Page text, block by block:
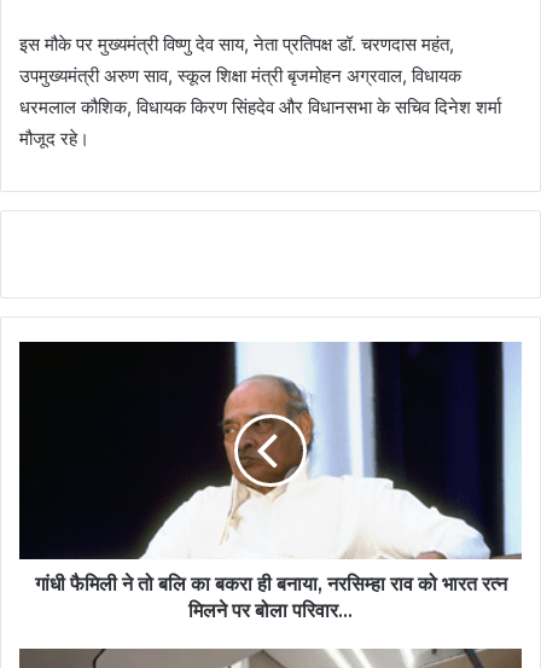
इस मौके पर मुख्यमंत्री विष्णु देव साय, नेता प्रतिपक्ष डॉ. चरणदास महंत,
उपमुख्यमंत्री अरुण साव, स्कूल शिक्षा मंत्री बृजमोहन अग्रवाल, विधायक
धरमलाल कौशिक, विधायक किरण सिंहदेव और विधानसभा के सचिव दिनेश शर्मा
मौजूद रहे।
गांधी फैमिली ने तो बलि का बकरा ही बनाया, नरसिम्हा राव को भारत रत्न
मिलने पर बोला परिवार...